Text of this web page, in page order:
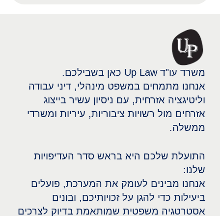
משרד עו"ד Up Law כאן בשבילכם.
אנחנו מתמחים במשפט מינהלי, דיני עבודה
וליטיגציה אזרחית, עם ניסיון עשיר בייצוג
אזרחים מול רשויות ציבוריות, עיריות ומשרדי
ממשלה.
התועלת שלכם היא בראש סדר העדיפויות
שלנו:
אנחנו מבינים לעומק את המערכת, פועלים
ביעילות כדי להגן על זכויותיכם, ובונים
אסטרטגיה משפטית שמותאמת בדיוק לצרכים